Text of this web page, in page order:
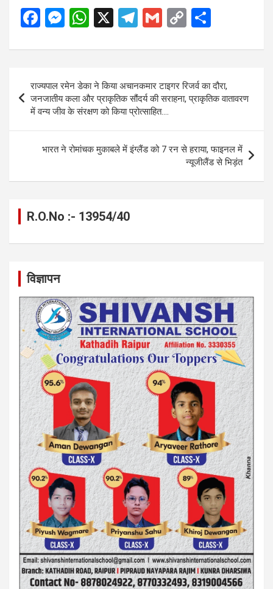
F
ce
o
o
k
M
se
n
g
er
W
at
s
A
p
p
X
T
e
a
m
G
ail
C
py
Li
n
ar
e
navigation
राज्यपाल रमेन डेका ने किया अचानकमार टाइगर रिजर्व का दौरा,
जनजातीय कला और प्राकृतिक सौंदर्य की सराहना, प्राकृतिक वातावरण
में वन्य जीव के संरक्षण को किया प्रोत्साहित….
भारत ने रोमांचक मुकाबले में इंग्लैंड को 7 रन से हराया, फाइनल में
न्यूजीलैंड से भिड़ंत
R.O.No :- 13954/40
विज्ञापन